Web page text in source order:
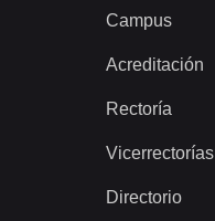
Campus
Acreditación
Rectoría
Vicerrectorías
Directorio